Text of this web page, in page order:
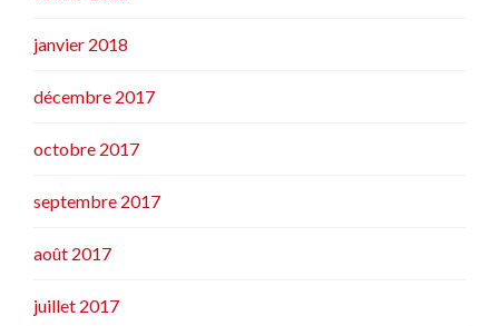
janvier 2018
décembre 2017
octobre 2017
septembre 2017
août 2017
juillet 2017